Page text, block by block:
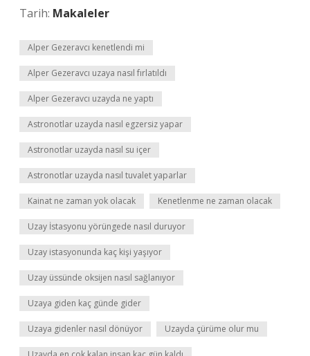
Tarih: Makaleler
Alper Gezeravcı kenetlendi mi
Alper Gezeravcı uzaya nasıl fırlatıldı
Alper Gezeravcı uzayda ne yaptı
Astronotlar uzayda nasıl egzersiz yapar
Astronotlar uzayda nasıl su içer
Astronotlar uzayda nasıl tuvalet yaparlar
Kainat ne zaman yok olacak Kenetlenme ne zaman olacak
Uzay İstasyonu yörüngede nasıl duruyor
Uzay istasyonunda kaç kişi yaşıyor
Uzay üssünde oksijen nasıl sağlanıyor
Uzaya giden kaç günde gider
Uzaya gidenler nasıl dönüyor Uzayda çürüme olur mu